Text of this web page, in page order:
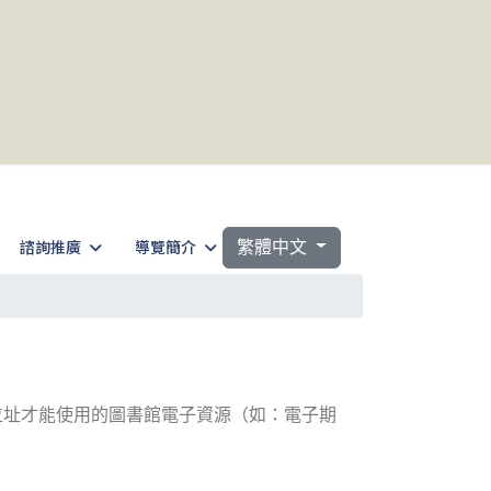
諮詢推廣 導覽簡介 選擇你的語言
繁體中文
才能使用的圖書館電子資源（如：電子期